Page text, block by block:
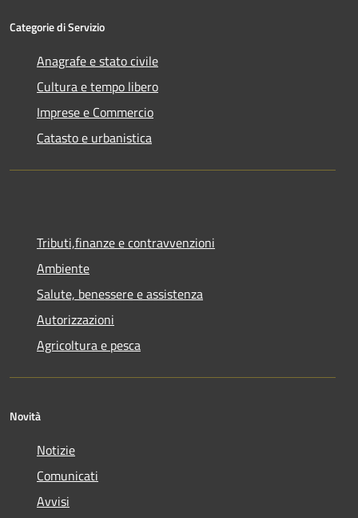
Categorie di Servizio
Anagrafe e stato civile
Cultura e tempo libero
Imprese e Commercio
Catasto e urbanistica
Tributi,finanze e contravvenzioni
Ambiente
Salute, benessere e assistenza
Autorizzazioni
Agricoltura e pesca
Novità
Notizie
Comunicati
Avvisi